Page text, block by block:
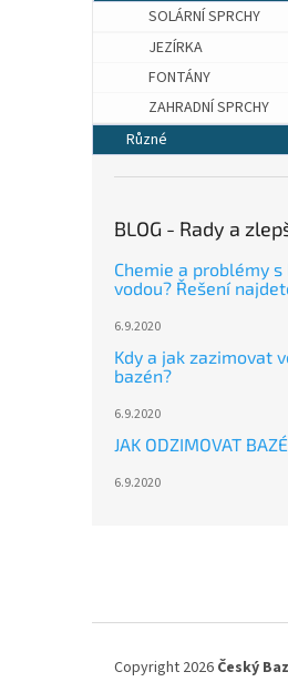
SOLÁRNÍ SPRCHY
JEZÍRKA
FONTÁNY
ZAHRADNÍ SPRCHY
Různé
BLOG - Rady a
Chemie a problémy s
vodou? Řešení
6.9.2020
Kdy a jak zazimovat
bazén?
6.9.2020
JAK ODZIMOVAT
6.9.2020
Copyright 2026 Český